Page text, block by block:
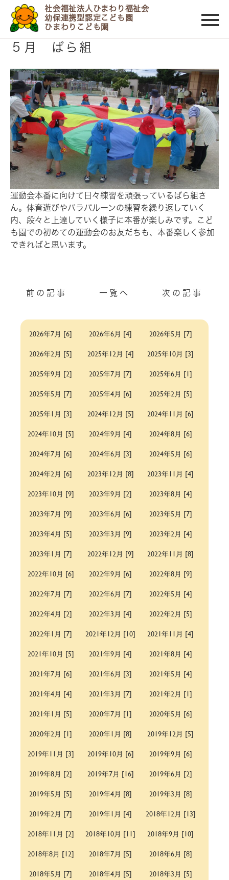
社会福祉法人ひまわり福祉会
幼保連携型認定こども園
ひまわりこども園
2026/05/29
５月 ばら組
運動会本番に向けて日々練習を頑張っているばら組さ
ん。体育遊びやパラバルーンの練習を繰り返していく
内、段々と上達していく様子に本番が楽しみです。こど
も園での初めての運動会のお友だちも、本番楽しく参加
できればと思います。
前の記事 一覧へ 次の記事
2026年7月 [6] 2026年6月 [4]
2026年5月 [7]
2026年2月 [5]
2025年12月 [4]
2025年10月 [3]
2025年9月 [2]
2025年7月 [7]
2025年6月 [1]
2025年5月 [7]
2025年4月 [6]
2025年2月 [5]
2025年1月 [3]
2024年12月 [5]
2024年11月 [6]
2024年10月 [5]
2024年9月 [4]
2024年8月 [6]
2024年7月 [6]
2024年6月 [3]
2024年5月 [6]
2024年2月 [6]
2023年12月 [8]
2023年11月 [4]
2023年10月 [9]
2023年9月 [2]
2023年8月 [4]
2023年7月 [9]
2023年6月 [6]
2023年5月 [7]
2023年4月 [5]
2023年3月 [9]
2023年2月 [4]
2023年1月 [7]
2022年12月 [9]
2022年11月 [8]
2022年10月 [6]
2022年9月 [6]
2022年8月 [9]
2022年7月 [7]
2022年6月 [7]
2022年5月 [4]
2022年4月 [2]
2022年3月 [4]
2022年2月 [5]
2022年1月 [7]
2021年12月 [10]
2021年11月 [4]
2021年10月 [5]
2021年9月 [4]
2021年8月 [4]
2021年7月 [6]
2021年6月 [3]
2021年5月 [4]
2021年4月 [4]
2021年3月 [7]
2021年2月 [1]
2021年1月 [5]
2020年7月 [1]
2020年5月 [6]
2020年2月 [1]
2020年1月 [8]
2019年12月 [5]
2019年11月 [3]
2019年10月 [6]
2019年9月 [6]
2019年8月 [2]
2019年7月 [16]
2019年6月 [2]
2019年5月 [5]
2019年4月 [8]
2019年3月 [8]
2019年2月 [7]
2019年1月 [4]
2018年12月 [13]
2018年11月 [2]
2018年10月 [11]
2018年9月 [10]
2018年8月 [12]
2018年7月 [5]
2018年6月 [8]
2018年5月 [7]
2018年4月 [5]
2018年3月 [5]